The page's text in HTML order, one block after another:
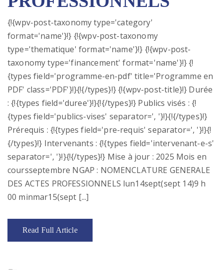
{!{wpv-post-taxonomy type='category'
format='name'}!} {!{wpv-post-taxonomy
type='thematique' format='name'}!} {!{wpv-post-
taxonomy type='financement' format='name'}!} {!
{types field='programme-en-pdf' title='Programme en
PDF' class='PDF'}!}{!{/types}!} {!{wpv-post-title}!} Durée
: {!{types field='duree'}!}{!{/types}!} Publics visés : {!
{types field='publics-vises' separator=', '}!}{!{/types}!}
Prérequis : {!{types field='pre-requis' separator=', '}!}{!
{/types}!} Intervenants : {!{types field='intervenant-e-s'
separator=', '}!}{!{/types}!} Mise à jour : 2025 Mois en
coursseptembre NGAP : NOMENCLATURE GENERALE
DES ACTES PROFESSIONNELS lun14sept(sept 14)9 h
00 minmar15(sept [...]
Read Full Article